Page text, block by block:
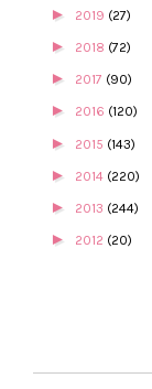
► 2019 (27)
► 2018 (72)
► 2017 (90)
► 2016 (120)
► 2015 (143)
► 2014 (220)
► 2013 (244)
► 2012 (20)